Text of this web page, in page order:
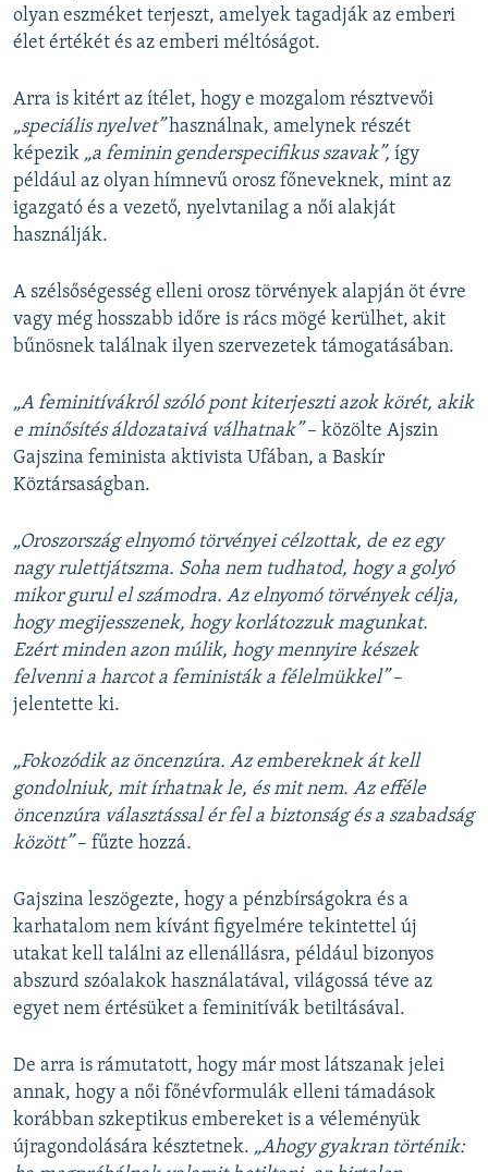
olyan eszméket terjeszt, amelyek tagadják az emberi
élet értékét és az emberi méltóságot.
Arra is kitért az ítélet, hogy e mozgalom résztvevői
„speciális nyelvet”használnak, amelynek részét
képezik „a feminin genderspecifikus szavak”, így
például az olyan hímnevű orosz főneveknek, mint az
igazgató és a vezető, nyelvtanilag a női alakját
használják.
A szélsőségesség elleni orosz törvények alapján öt évre
vagy még hosszabb időre is rács mögé kerülhet, akit
bűnösnek találnak ilyen szervezetek támogatásában.
„A feminitívákról szóló pont kiterjeszti azok körét, akik
e minősítés áldozataivá válhatnak”– közölte Ajszin
Gajszina feminista aktivista Ufában, a Baskír
Köztársaságban.
„Oroszország elnyomó törvényei célzottak, de ez egy
nagy rulettjátszma. Soha nem tudhatod, hogy a golyó
mikor gurul el számodra. Az elnyomó törvények célja,
hogy megijesszenek, hogy korlátozzuk magunkat.
Ezért minden azon múlik, hogy mennyire készek
felvenni a harcot a feministák a félelmükkel”–
jelentette ki.
„Fokozódik az öncenzúra. Az embereknek át kell
gondolniuk, mit írhatnak le, és mit nem. Az efféle
öncenzúra választással ér fel a biztonság és a szabadság
között”– fűzte hozzá.
Gajszina leszögezte, hogy a pénzbírságokra és a
karhatalom nem kívánt figyelmére tekintettel új
utakat kell találni az ellenállásra, például bizonyos
abszurd szóalakok használatával, világossá téve az
egyet nem értésüket a feminitívák betiltásával.
De arra is rámutatott, hogy már most látszanak jelei
annak, hogy a női főnévformulák elleni támadások
korábban szkeptikus embereket is a véleményük
újragondolására késztetnek. „Ahogy gyakran történik: